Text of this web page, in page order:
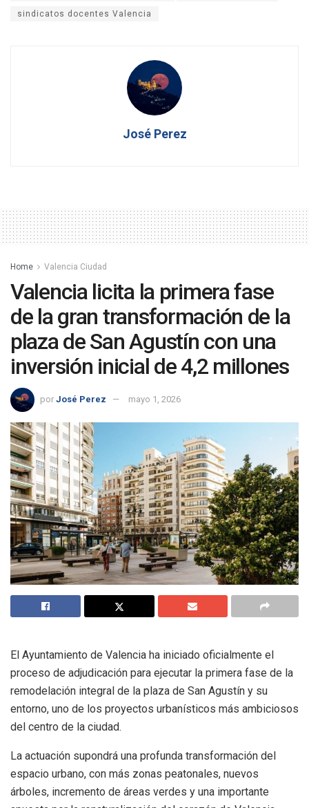
sindicatos docentes Valencia
José Perez
Home Valencia Ciudad
Valencia licita la primera fase
de la gran transformación de la
plaza de San Agustín con una
inversión inicial de 4,2 millones
por José Perez mayo 1, 2026
El Ayuntamiento de Valencia ha iniciado oficialmente el
proceso de adjudicación para ejecutar la primera fase de la
remodelación integral de la plaza de San Agustín y su
entorno, uno de los proyectos urbanísticos más ambiciosos
del centro de la ciudad.
La actuación supondrá una profunda transformación del
espacio urbano, con más zonas peatonales, nuevos
árboles, incremento de áreas verdes y una importante